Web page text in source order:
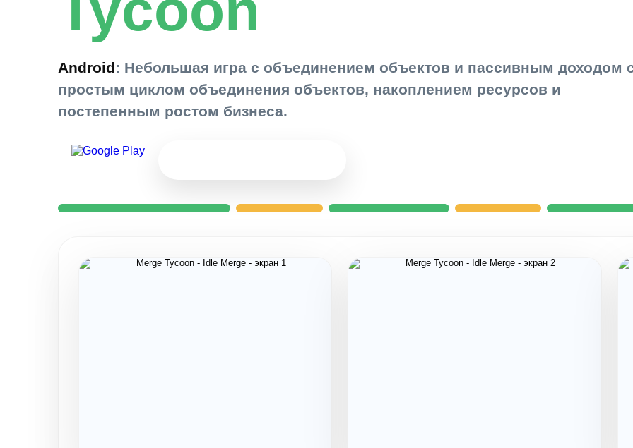
Android: Небольшая игра с объединением объектов и пассивным доходом
простым циклом объединения объектов, накоплением ресурсов и
постепенным ростом бизнеса.